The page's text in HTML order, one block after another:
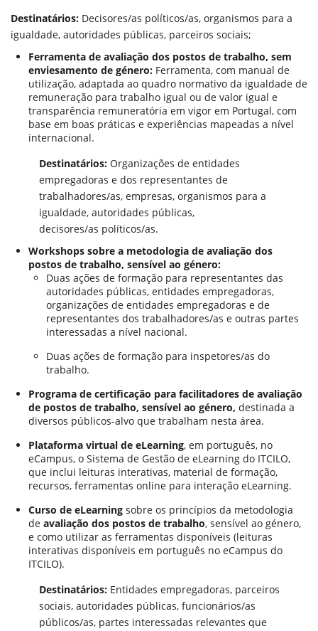
Destinatários: Decisores/as políticos/as, organismos para a
igualdade, autoridades públicas, parceiros sociais;
Ferramenta de avaliação dos postos de trabalho, sem
enviesamento de género: Ferramenta, com manual de
utilização, adaptada ao quadro normativo da igualdade de
remuneração para trabalho igual ou de valor igual e
transparência remuneratória em vigor em Portugal, com
base em boas práticas e experiências mapeadas a nível
internacional.
Destinatários: Organizações de entidades
empregadoras e dos representantes de
trabalhadores/as, empresas, organismos para a
igualdade, autoridades públicas,
decisores/as políticos/as.
Workshops sobre a metodologia de avaliação dos
postos de trabalho, sensível ao género:
Duas ações de formação para representantes das
autoridades públicas, entidades empregadoras,
organizações de entidades empregadoras e de
representantes dos trabalhadores/as e outras partes
interessadas a nível nacional.
Duas ações de formação para inspetores/as do
trabalho.
Programa de certificação para facilitadores de avaliação
de postos de trabalho, sensível ao género, destinada a
diversos públicos-alvo que trabalham nesta área.
Plataforma virtual de eLearning, em português, no
eCampus, o Sistema de Gestão de eLearning do ITCILO,
que inclui leituras interativas, material de formação,
recursos, ferramentas online para interação eLearning.
Curso de eLearning sobre os princípios da metodologia
de avaliação dos postos de trabalho, sensível ao género,
e como utilizar as ferramentas disponíveis (leituras
interativas disponíveis em português no eCampus do
ITCILO).
Destinatários: Entidades empregadoras, parceiros
sociais, autoridades públicas, funcionários/as
públicos/as, partes interessadas relevantes que